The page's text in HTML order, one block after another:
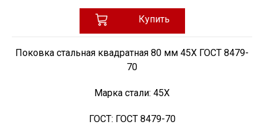
Купить
Поковка стальная квадратная 80 мм 45Х ГОСТ 8479-
70
Марка стали: 45Х
ГОСТ: ГОСТ 8479-70